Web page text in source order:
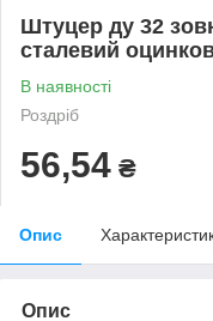
Штуцер ду 32
сталевий
В наявності
Роздріб
56,54 ₴
Опис
Опис